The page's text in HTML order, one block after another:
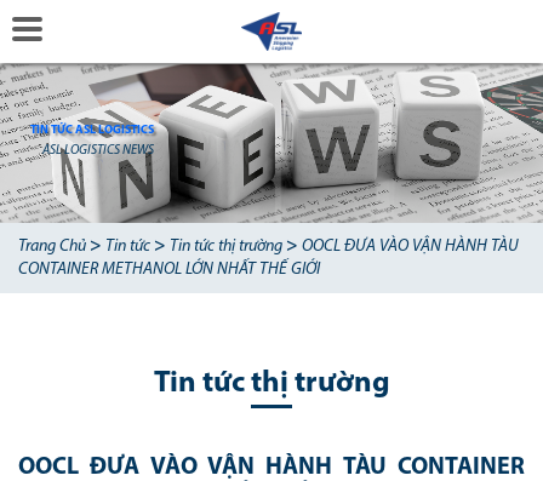
TIN TỨC ASL LOGISTICS
ASL LOGISTICS NEWS
Trang Chủ > Tin tức > Tin tức thị trường > OOCL ĐƯA VÀO VẬN HÀNH TÀU
CONTAINER METHANOL LỚN NHẤT THẾ GIỚI
Tin tức thị trường
OOCL ĐƯA VÀO VẬN HÀNH TÀU CONTAINER